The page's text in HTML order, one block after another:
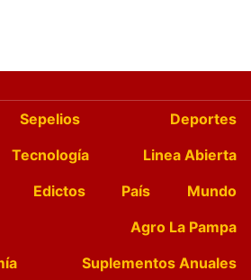
Sepelios
Deportes
Tecnología
Linea Abierta
Edictos País
Mundo
Agro La Pampa
Suplementos Anuales